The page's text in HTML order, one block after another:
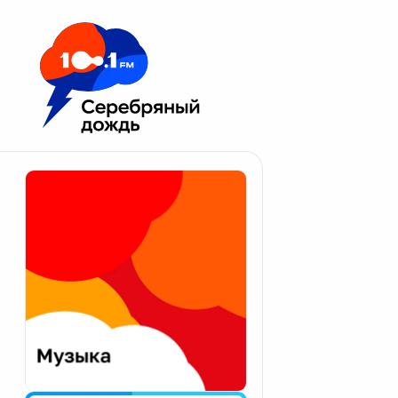
Москва 100.1 FM
Апатиты
Екатеринбург
Калининград
Калуга